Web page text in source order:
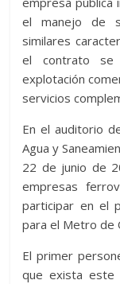
el manejo de
similares
el contrato se
explotación
servicios
En el auditorio
Agua y
22 de junio de
empresas
participar en el
para el Metro de
El primer
que exista este